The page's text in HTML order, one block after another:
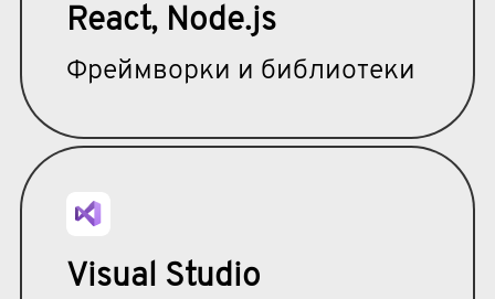
React, Node.js
Фреймворки и библиотеки
Visual Studio